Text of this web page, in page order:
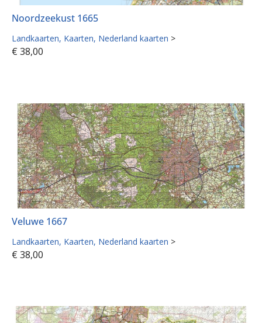
Noordzeekust 1665
Landkaarten Kaarten Nederland kaarten >
€ 38,00
Veluwe 1667
Landkaarten Kaarten Nederland kaarten >
€ 38,00